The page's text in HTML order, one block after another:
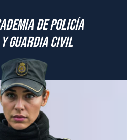
de Policía
Guardia Civil